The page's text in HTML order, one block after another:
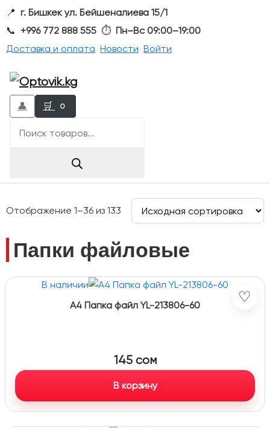
📍 г. Бишкек ул. Бейшеналиева 15/1
📞 +996 772 888 555 ⏱ Пн–Вс 09:00–19:00
Доставка и оплата Новости Войти
👤 🛒 0
товаров
Отображение 1–36 из 133
Папки файловые
В наличии
♡
А4 Папка файл YL-213806-60
145 сом
В корзину